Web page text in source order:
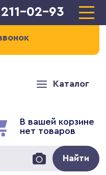
02-93
Каталог
В вашей корзине
нет товаров
Найти